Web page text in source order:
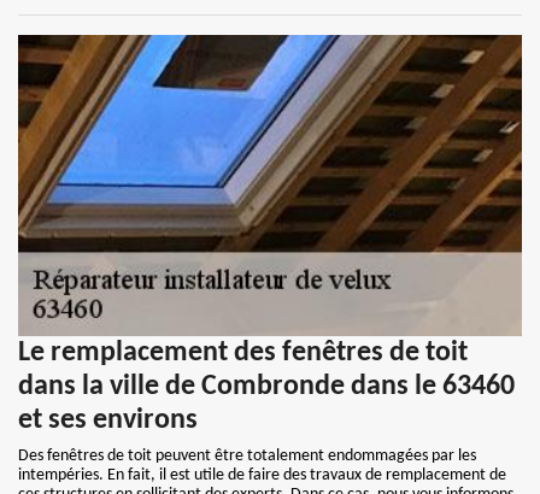
Le remplacement des fenêtres de toit
dans la ville de Combronde dans le 63460
et ses environs
Des fenêtres de toit peuvent être totalement endommagées par les
intempéries. En fait, il est utile de faire des travaux de remplacement de